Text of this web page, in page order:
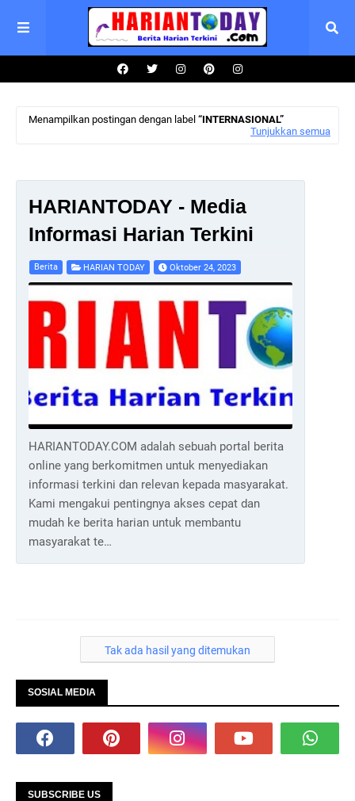
Menampilkan postingan dengan label
INTERNASIONAL
Tunjukkan semua
HARIANTODAY - Media
Informasi Harian Terkini
Berita HARIAN TODAY Oktober 24, 2023
HARIANTODAY.COM adalah sebuah portal berita
online yang berkomitmen untuk menyediakan
informasi terkini dan relevan kepada masyarakat.
Kami mengakui pentingnya akses cepat dan
mudah ke berita harian untuk membantu
masyarakat te…
Tak ada hasil yang ditemukan
SOSIAL MEDIA
SUBSCRIBE US